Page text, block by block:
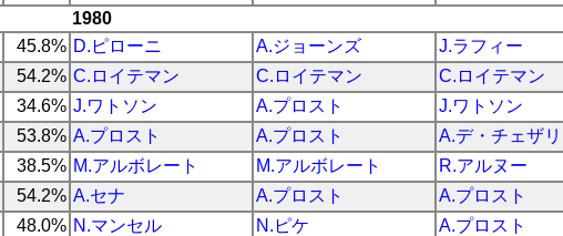
1980
45.8% D.ピローニ A.ジョーンズ
J.ラフィー
54.2% C.ロイテマン C.ロイテマン
C.ロイテマン
34.6% J.ワトソン A.プロスト
J.ワトソン
53.8% A.プロスト A.プロスト
A.デ・チェザ
38.5% M.アルボレート M.アルボレート
R.アルヌー
54.2% A.セナ A.プロスト
A.プロスト
48.0% N.マンセル N.ピケ
A.プロスト